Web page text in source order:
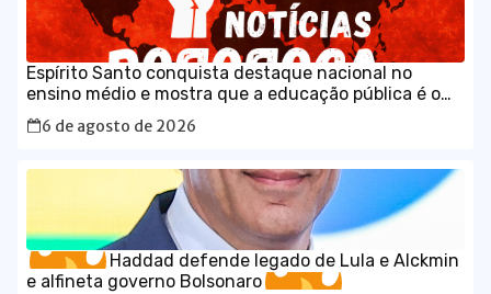
Espírito Santo conquista destaque nacional no
ensino médio e mostra que a educação pública é o
caminho para o desenvolvimento do Brasil
6 de agosto de 2026
Haddad defende legado de Lula e Alckmin
e alfineta governo Bolsonaro